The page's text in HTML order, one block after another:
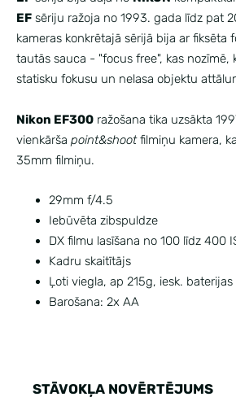
EF sēriju ražoja no 1993. gada līdz pat
kameras konkrētajā sērijā bija ar fiksēta
tautās sauca - "focus free", kas nozīmē,
statisku fokusu un nelasa objektu
Nikon EF300 ražošana tika uzsākta
vienkārša point&shootfilmiņu kamera,
35mm filmiņu.
29mm f/4.5
Iebūvēta zibspuldze
DX filmu lasīšana no 100 līdz 400
Kadru skaitītājs
Ļoti viegla, ap 215g, iesk. baterijas
Barošana: 2x AA
STĀVOKĻA NOVĒRTĒJUMS